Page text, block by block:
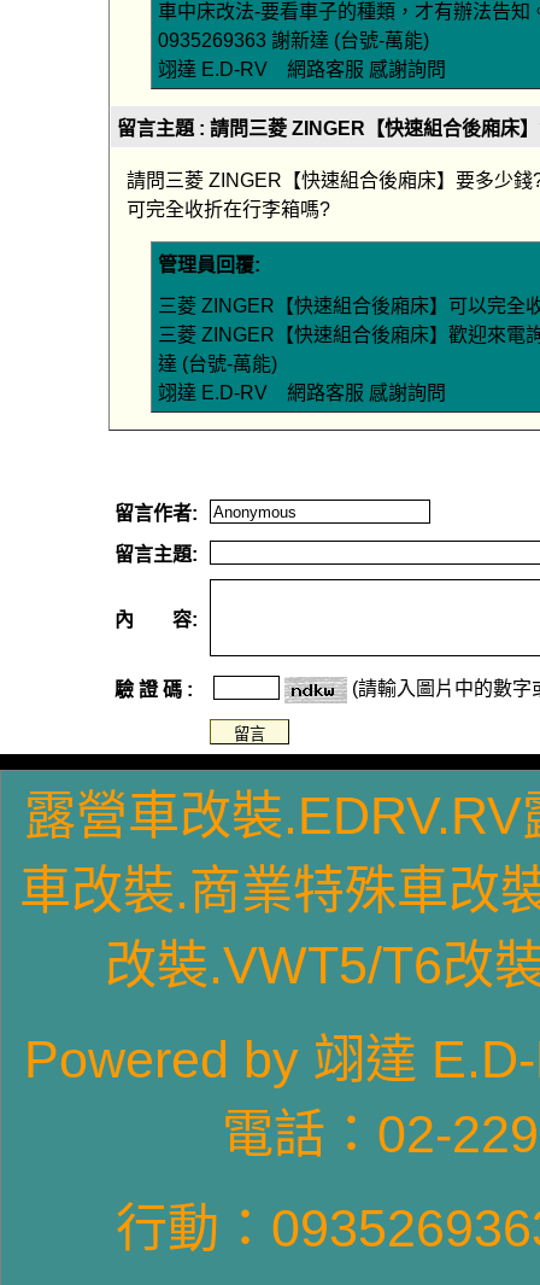
車中床改法-要看車子的種類，才有辦法告
0935269363 謝新達 (台號-萬能)
翊達 E.D-RV 網路客服 感謝詢問
留言主題 : 請問三菱 ZINGER【快速組合後廂床
請問三菱 ZINGER【快速組合後廂床】要多少錢
可完全收折在行李箱嗎?
管理員回覆:
三菱 ZINGER【快速組合後廂床】可以完全
三菱 ZINGER【快速組合後廂床】歡迎來
達 (台號-萬能)
翊達 E.D-RV 網路客服 感謝詢問
留言作者:
留言主題:
內 容:
驗 證 碼 : (請輸入圖片中的數字
露營車改裝
車改裝.商業特殊車改
改裝.VWT5/T6改
Powered by 翊達
電話：02-
行動：